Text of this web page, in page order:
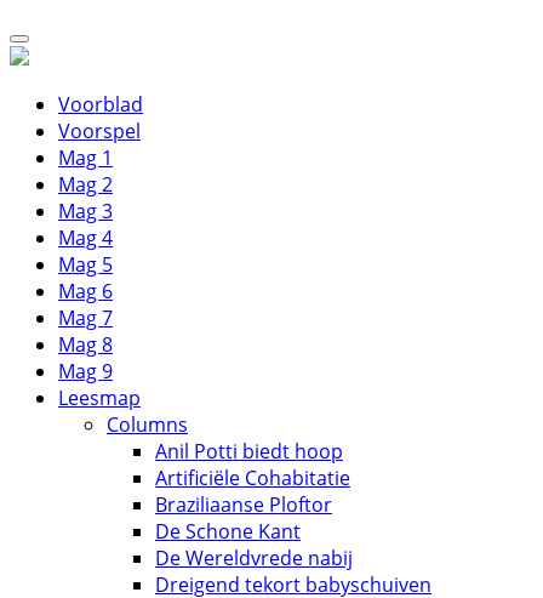
Voorblad
Voorspel
Mag 1
Mag 2
Mag 3
Mag 4
Mag 5
Mag 6
Mag 7
Mag 8
Mag 9
Leesmap
Columns
Anil Potti biedt hoop
Artificiële Cohabitatie
Braziliaanse Ploftor
De Schone Kant
De Wereldvrede nabij
Dreigend tekort babyschuiven